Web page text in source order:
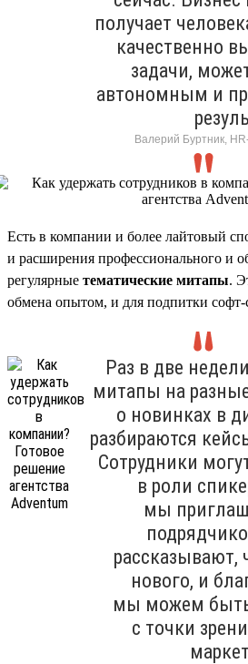
получает
качественно
задачи,
автономным и
Валерий Буртник,
Есть в компании и более лайтовый
и расширения профессионального и
регулярные тематические митапы.
обмена опытом, и для подпитки софт-
Раз в две
митапы на
о новинках в
разбираются
Сотрудники
в роли
мы
рассказывают,
нового, и
мы можем
с точки